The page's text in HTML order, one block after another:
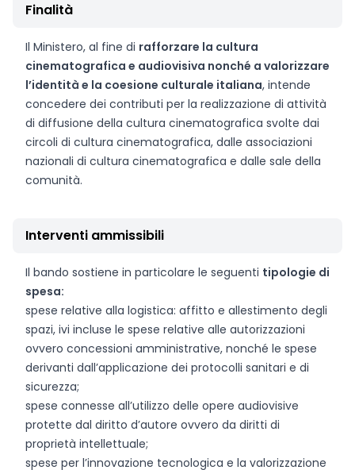
Finalità
Il Ministero, al fine di rafforzare la cultura
cinematografica e audiovisiva nonché a valorizzare
l’identità e la coesione culturale italiana, intende
concedere dei contributi per la realizzazione di attività
di diffusione della cultura cinematografica svolte dai
circoli di cultura cinematografica, dalle associazioni
nazionali di cultura cinematografica e dalle sale della
comunità.
Interventi ammissibili
Il bando sostiene in particolare le seguenti tipologie di
spesa:
spese relative alla logistica: affitto e allestimento degli
spazi, ivi incluse le spese relative alle autorizzazioni
ovvero concessioni amministrative, nonché le spese
derivanti dall’applicazione dei protocolli sanitari e di
sicurezza;
spese connesse all’utilizzo delle opere audiovisive
protette dal diritto d’autore ovvero da diritti di
proprietà intellettuale;
spese per l’innovazione tecnologica e la valorizzazione